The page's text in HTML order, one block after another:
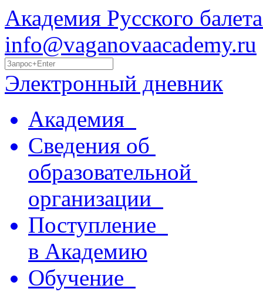
Академия Русского
info@vaganovaacademy.ru
Электронный дневник
Академия
Сведения об
образовательной
организации
Поступление
в Академию
Обучение